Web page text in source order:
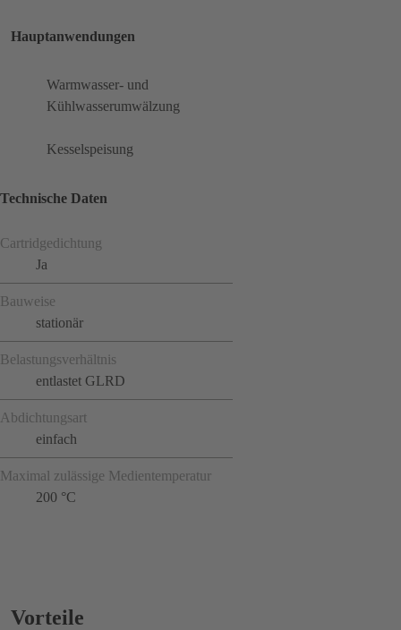
Hauptanwendungen
Warmwasser- und
Kühlwasserumwälzung
Kesselspeisung
Technische Daten
Cartridgedichtung
Ja
Bauweise
stationär
Belastungsverhältnis
entlastet GLRD
Abdichtungsart
einfach
Maximal zulässige Medientemperatur
200 °C
Vorteile